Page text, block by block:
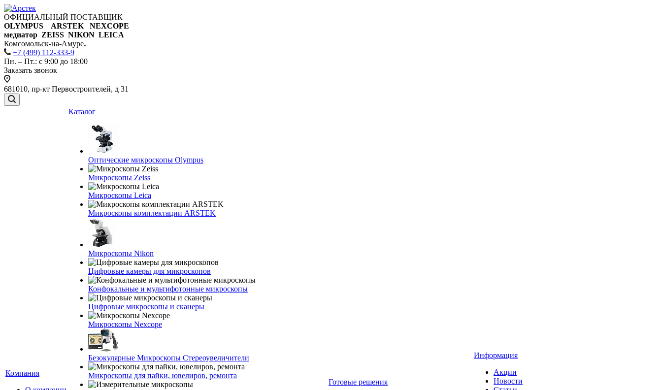
ОФИЦИАЛЬНЫЙ ПОСТАВЩИК
OLYMPUS ARSTEK NEXCOPE
медиатор ZEISS NIKON LEICA
Комсомольск-на-Амуре
+7 (499) 112-333-9
Пн. – Пт.: с 9:00 до 18:00
Заказать звонок
681010, пр-кт Первостроителей, д 31
Компания
Каталог
Оптические микроскопы Olympus
Микроскопы Zeiss
Микроскопы Leica
Микроскопы комплектации ARSTEK
Микроскопы Nikon
Цифровые камеры для микроскопов
Конфокальные и мультифотонные микроскопы
Цифровые микроскопы и сканеры
Микроскопы Nexcope
Безокулярные Микроскопы Стереоувеличители
Микроскопы для пайки, ювелиров, ремонта
Готовые решения
Информация
Акции
Новости